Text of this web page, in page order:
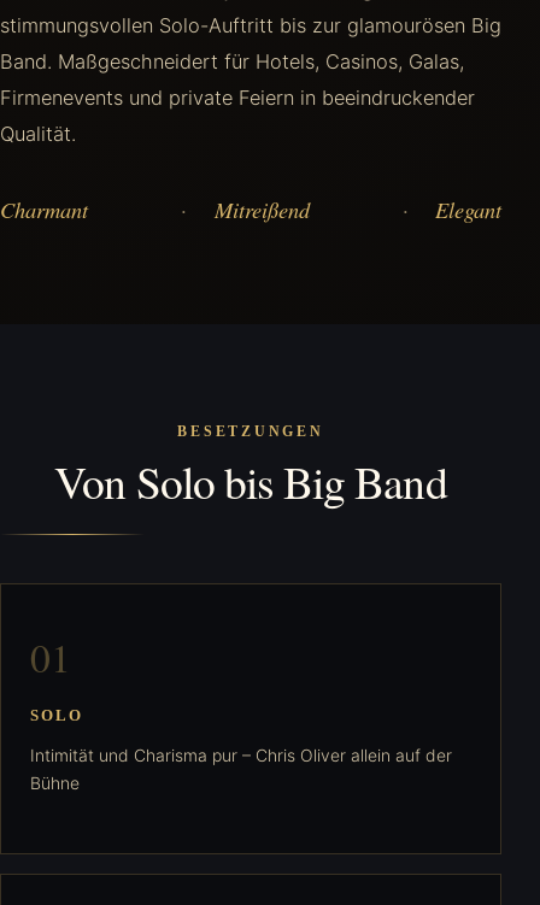
stimmungsvollen Solo-Auftritt bis zur glamourösen Big
Band. Maßgeschneidert für Hotels, Casinos, Galas,
Firmenevents und private Feiern in beeindruckender
Qualität.
Charmant Mitreißend Elegant
BESETZUNGEN
Von Solo bis Big Band
01
SOLO
Intimität und Charisma pur – Chris Oliver allein auf der
Bühne